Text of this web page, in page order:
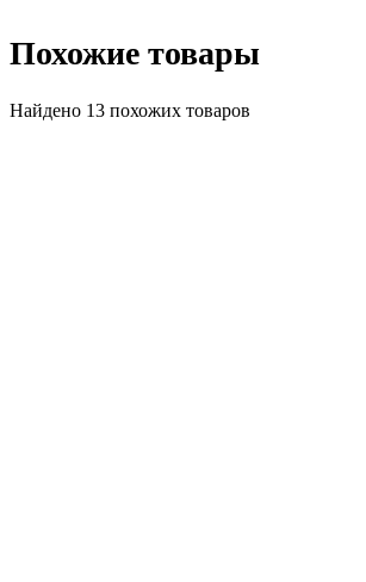
Похожие товары
Найдено 13 похожих товаров